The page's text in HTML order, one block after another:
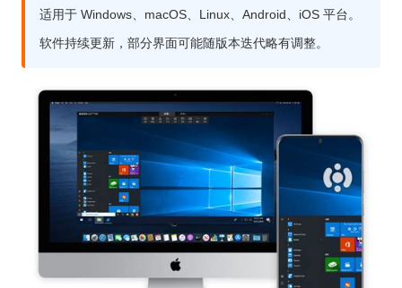
适用于 Windows、macOS、Linux、Android、iOS 平台。
软件持续更新，部分界面可能随版本迭代略有调整。